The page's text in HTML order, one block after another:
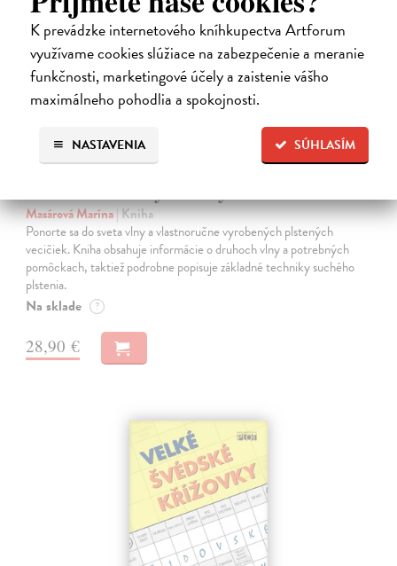
K prevádzke internetového kníhkupectva Artforum
využívame cookies slúžiace na zabezpečenie a meranie
funkčnosti, marketingové účely a zaistenie vášho
maximálneho pohodlia a spokojnosti.
SÚHLASÍM
NASTAVENIA
na sklade
Plstenie. Návody na celý rok
Masárová Marína| Kniha
Ponorte sa do sveta vlny a vlastnoručne vyrobených plstených
vecičiek. Kniha obsahuje informácie o druhoch vlny a potrebných
pomôckach, taktiež podrobne popisuje základné techniky suchého
plstenia.
Na sklade ?
28,90 €